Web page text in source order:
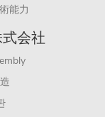
能力
会社